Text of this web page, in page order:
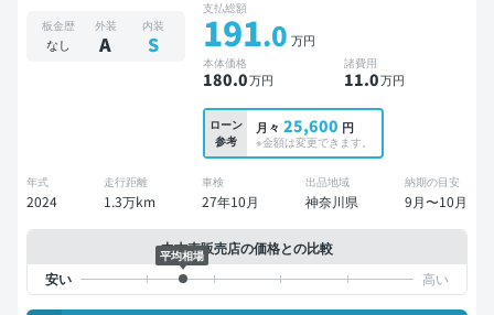
板金歴
なし
外装
A
内装
S
支払総額
191.0 万円
本体価格
180.0万円
諸費用
11.0万円
ローン
参考
月々 25,600 円
※金額は変更できます。
年式
2024
走行距離
1.3万km
車検
27年10月
出品地域
神奈川県
納期の目安
9月〜10月
中古車販売店の価格との比較
平均相場